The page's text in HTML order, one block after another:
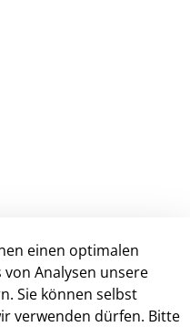
einen optimalen
Analysen unsere
Sie können selbst
verwenden dürfen. Bitte